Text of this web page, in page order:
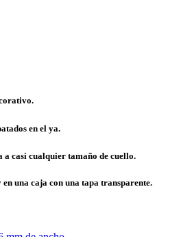
en el ya.
a casi cualquier tamaño de cuello.
una caja con una tapa transparente.